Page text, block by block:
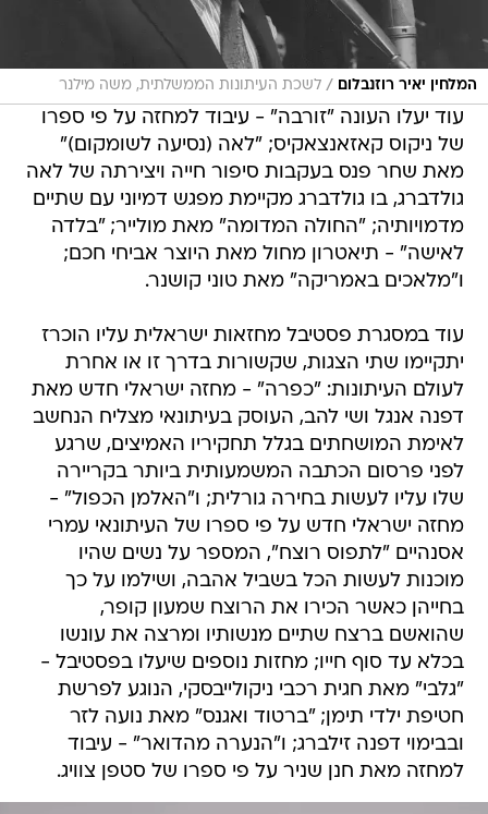
המלחין יאיר רוזנבלום / לשכת העיתונות הממשלתית, משה מילנר
עוד יעלו העונה "זורבה" - עיבוד למחזה על פי ספרו
של ניקוס קאזאנצאקיס; "לאה (נסיעה לשומקום)"
מאת שחר פנס בעקבות סיפור חייה ויצירתה של לאה
גולדברג, בו גולדברג מקיימת מפגש דמיוני עם שתיים
מדמויותיה; "החולה המדומה" מאת מולייר; "בלדה
לאישה" - תיאטרון מחול מאת היוצר אביחי חכם;
ו"מלאכים באמריקה" מאת טוני קושנר.
עוד במסגרת פסטיבל מחזאות ישראלית עליו הוכרז
יתקיימו שתי הצגות, שקשורות בדרך זו או אחרת
לעולם העיתונות: "כפרה" - מחזה ישראלי חדש מאת
דפנה אנגל ושי להב, העוסק בעיתונאי מצליח הנחשב
לאימת המושחתים בגלל תחקיריו האמיצים, שרגע
לפני פרסום הכתבה המשמעותית ביותר בקריירה
שלו עליו לעשות בחירה גורלית; ו"האלמן הכפול" -
מחזה ישראלי חדש על פי ספרו של העיתונאי עמרי
אסנהיים "לתפוס רוצח", המספר על נשים שהיו
מוכנות לעשות הכל בשביל אהבה, ושילמו על כך
בחייהן כאשר הכירו את הרוצח שמעון קופר,
שהואשם ברצח שתיים מנשותיו ומרצה את עונשו
בכלא עד סוף חייו; מחזות נוספים שיעלו בפסטיבל -
"גלבי" מאת חגית רכבי ניקולייבסקי, הנוגע לפרשת
חטיפת ילדי תימן; "ברטוד ואגנס" מאת נועה לזר
ובבימוי דפנה זילברג; ו"הנערה מהדואר" - עיבוד
למחזה מאת חנן שניר על פי ספרו של סטפן צוויג.